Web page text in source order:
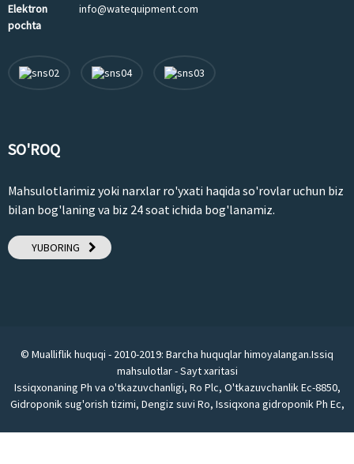
Elektron
pochta
info@watequipment.com
SO'ROQ
Mahsulotlarimiz yoki narxlar ro'yxati haqida so'rovlar uchun biz
bilan bog'laning va biz 24 soat ichida bog'lanamiz.
YUBORING
© Mualliflik huquqi - 2010-2019: Barcha huquqlar himoyalangan.Issiq
mahsulotlar-Sayt xaritasi
Issiqxonaning Ph va o'tkazuvchanligi, Ro Plc, O'tkazuvchanlik Ec-8850,
Gidroponik sug'orish tizimi, Dengiz suvi Ro, Issiqxona gidroponik Ph Ec,